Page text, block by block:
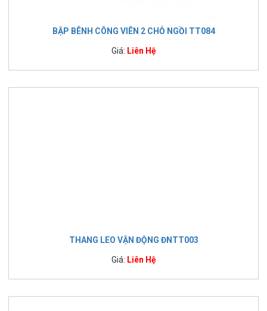
BẬP BÊNH CÔNG VIÊN 2 CHỖ NGỒI TT084
Giá: Liên Hệ
THANG LEO VẬN ĐỘNG ĐNTT003
Giá: Liên Hệ